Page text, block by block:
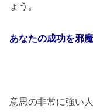
ょう。
あなたの成功を邪
意思の非常に強い